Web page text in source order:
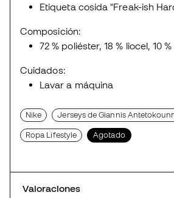
Etiqueta cosida "Freak-ish
Composición:
72 % poliéster, 18 % liocel, 10
Cuidados:
Lavar a máquina
Nike Jerseys de Giannis
Ropa Lifestyle Agotado
Valoraciones